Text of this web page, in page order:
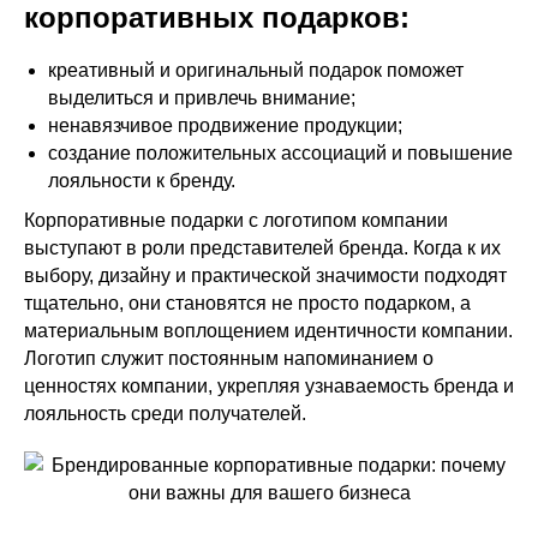
корпоративных подарков:
креативный и оригинальный подарок поможет
выделиться и привлечь внимание;
ненавязчивое продвижение продукции;
создание положительных ассоциаций и повышение
лояльности к бренду.
Корпоративные подарки с логотипом компании
выступают в роли представителей бренда. Когда к их
выбору, дизайну и практической значимости подходят
тщательно, они становятся не просто подарком, а
материальным воплощением идентичности компании.
Логотип служит постоянным напоминанием о
ценностях компании, укрепляя узнаваемость бренда и
лояльность среди получателей.